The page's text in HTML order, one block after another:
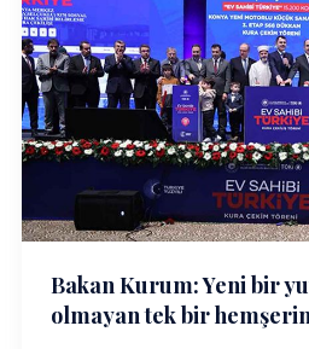
Bakan Kurum: Yeni bir
olmayan tek bir